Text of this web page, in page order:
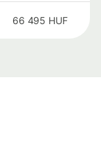
66 495 HUF